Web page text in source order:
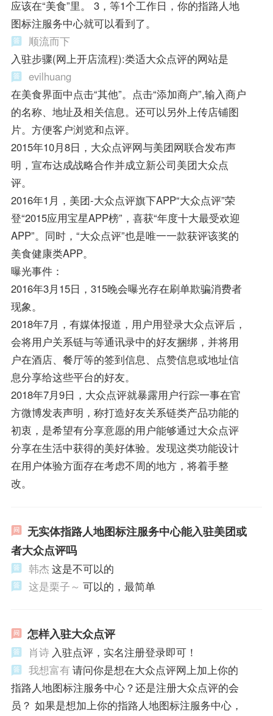
应该在“美食”里。 3，等1个工作日，你的指路人地
图标注服务中心就可以看到了。
顺流而下
入驻步骤(网上开店流程):类适大众点评的网站是
evilhuang
在美食界面中点击“其他”。点击“添加商户”,输入商户
的名称、地址及相关信息。还可以另外上传店铺图
片。方便客户浏览和点评。
2015年10月8日，大众点评网与美团网联合发布声
明，宣布达成战略合作并成立新公司美团大众点
评。
2016年1月，美团-大众点评旗下APP“大众点评”荣
登“2015应用宝星APP榜”，喜获“年度十大最受欢迎
APP”。同时，“大众点评”也是唯一一款获评该奖的
美食健康类APP。
曝光事件：
2016年3月15日，315晚会曝光存在刷单欺骗消费者
现象。
2018年7月，有媒体报道，用户用登录大众点评后，
会将用户关系链与等通讯录中的好友捆绑，并将用
户在酒店、餐厅等的签到信息、点赞信息或地址信
息分享给这些平台的好友。
2018年7月9日，大众点评就暴露用户行踪一事在官
方微博发表声明，称打造好友关系链类产品功能的
初衷，是希望有分享意愿的用户能够通过大众点评
分享在生活中获得的美好体验。发现这类功能设计
在用户体验方面存在考虑不周的地方，将着手整
改。
无实体指路人地图标注服务中心能入驻美团或
者大众点评吗
韩杰 这是不可以的
这是栗子～ 可以的，最简单
怎样入驻大众点评
肖诗 入驻点评，实名注册登录即可！
我想富有 请问你是想在大众点评网上加上你的
指路人地图标注服务中心？还是注册大众点评的会
员？ 如果是想加上你的指路人地图标注服务中心，